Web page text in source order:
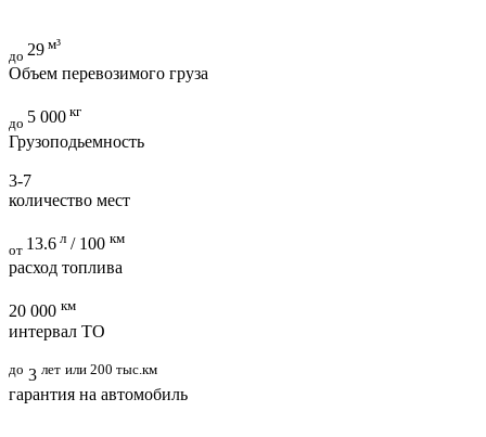
до 29 м³
Объем перевозимого груза
до 5 000 кг
Грузоподьемность
3-7
количество мест
от 13.6 л / 100 км
расход топлива
20 000 км
интервал ТО
до 3 лет или 200 тыс.км
гарантия на автомобиль